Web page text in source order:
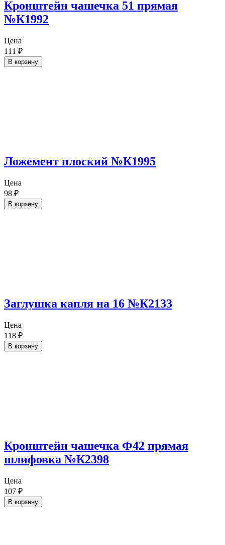
Кронштейн чашечка 51 прямая
№К1992
Цена
111 ₽
В корзину
Ложемент плоский №К1995
Цена
98 ₽
В корзину
Заглушка капля на 16 №К2133
Цена
118 ₽
В корзину
Кронштейн чашечка Ф42 прямая
шлифовка №К2398
Цена
107 ₽
В корзину